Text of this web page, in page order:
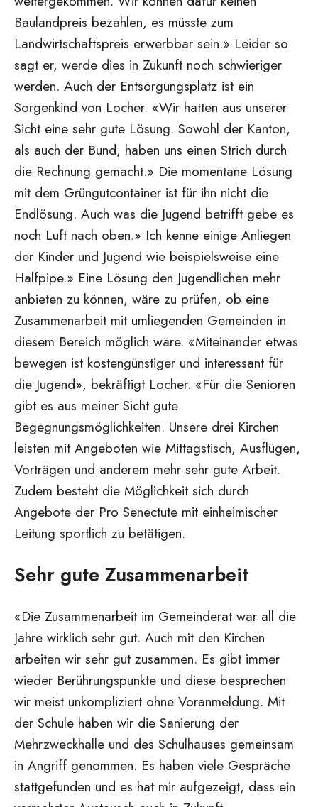
Baulandpreis bezahlen, es müsste zum
Landwirtschaftspreis erwerbbar sein.» Leider so
sagt er, werde dies in Zukunft noch schwieriger
werden. Auch der Entsorgungsplatz ist ein
Sorgenkind von Locher. «Wir hatten aus unserer
Sicht eine sehr gute Lösung. Sowohl der Kanton,
als auch der Bund, haben uns einen Strich durch
die Rechnung gemacht.» Die momentane Lösung
mit dem Grüngutcontainer ist für ihn nicht die
Endlösung. Auch was die Jugend betrifft gebe es
noch Luft nach oben.» Ich kenne einige Anliegen
der Kinder und Jugend wie beispielsweise eine
Halfpipe.» Eine Lösung den Jugendlichen mehr
anbieten zu können, wäre zu prüfen, ob eine
Zusammenarbeit mit umliegenden Gemeinden in
diesem Bereich möglich wäre. «Miteinander etwas
bewegen ist kostengünstiger und interessant für
die Jugend», bekräftigt Locher. «Für die Senioren
gibt es aus meiner Sicht gute
Begegnungsmöglichkeiten. Unsere drei Kirchen
leisten mit Angeboten wie Mittagstisch, Ausflügen,
Vorträgen und anderem mehr sehr gute Arbeit.
Zudem besteht die Möglichkeit sich durch
Angebote der Pro Senectute mit einheimischer
Leitung sportlich zu betätigen.
Sehr gute Zusammenarbeit
«Die Zusammenarbeit im Gemeinderat war all die
Jahre wirklich sehr gut. Auch mit den Kirchen
arbeiten wir sehr gut zusammen. Es gibt immer
wieder Berührungspunkte und diese besprechen
wir meist unkompliziert ohne Voranmeldung. Mit
der Schule haben wir die Sanierung der
Mehrzweckhalle und des Schulhauses gemeinsam
in Angriff genommen. Es haben viele Gespräche
stattgefunden und es hat mir aufgezeigt, dass ein